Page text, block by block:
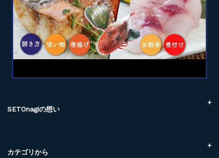
SETOnagiの想い
You are What you eat!
カテゴリから